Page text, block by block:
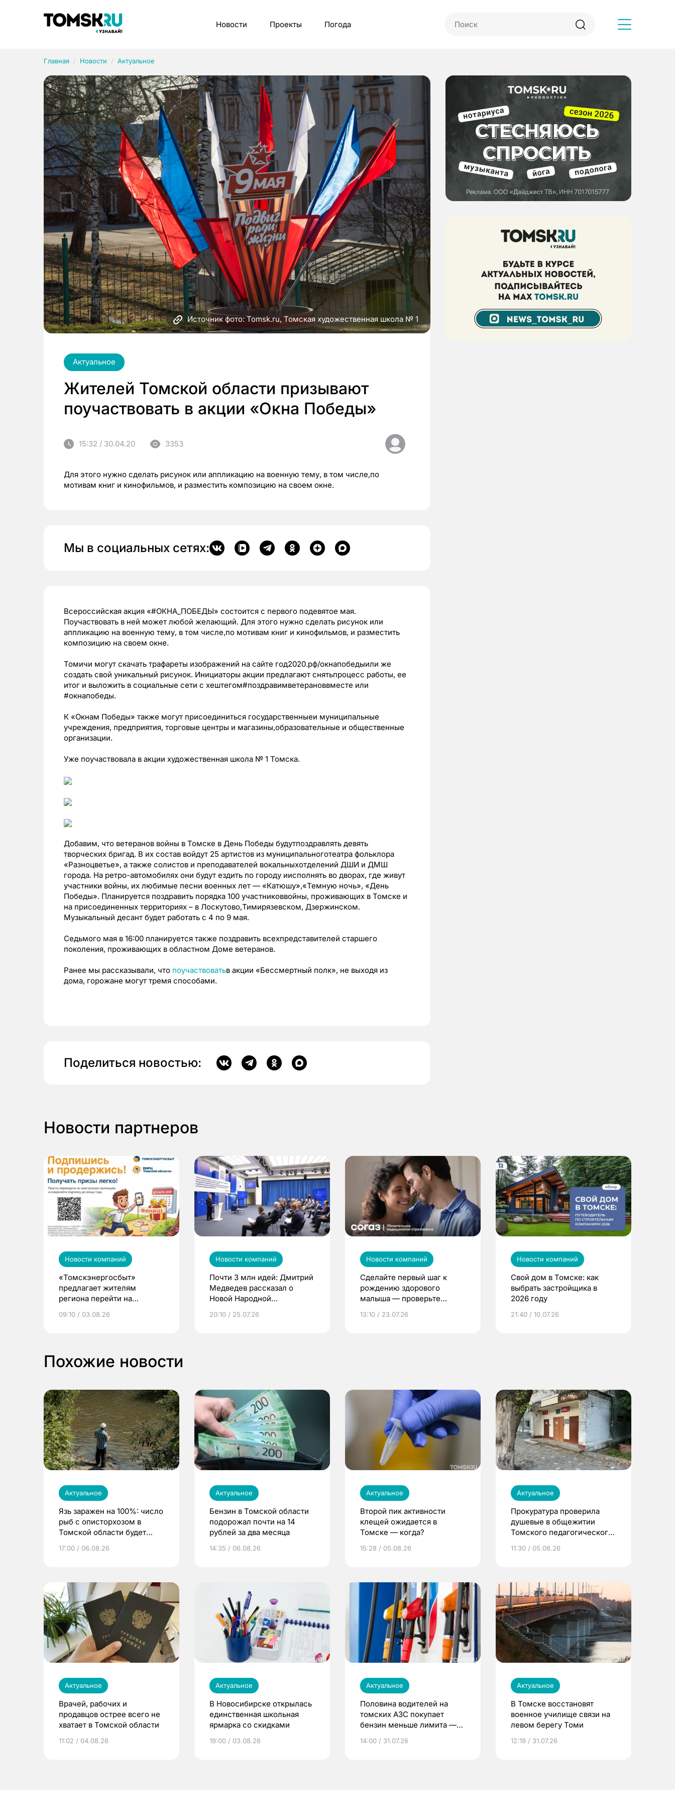
Новости Проекты Погода
Главная Новости Актуальное
Источник фото: Tomsk.ru, Томская художественная школа № 1
Актуальное
Жителей Томской области призывают
поучаствовать в акции «Окна Победы»
15:32 / 30.04.20 3353
Для этого нужно сделать рисунок или аппликацию на военную тему, в том числе,по
мотивам книг и кинофильмов, и разместить композицию на своем окне.
Мы в социальных сетях:
Всероссийская акция «#ОКНА_ПОБЕДЫ» состоится с первого подевятое мая.
Поучаствовать в ней может любой желающий. Для этого нужно сделать рисунок или
аппликацию на военную тему, в том числе,по мотивам книг и кинофильмов, и разместить
композицию на своем окне.
Томичи могут скачать трафареты изображений на сайте год2020.рф/окнапобедыили же
создать свой уникальный рисунок. Инициаторы акции предлагают снятьпроцесс работы, ее
итог и выложить в социальные сети с хештегом#поздравимветерановвместе или
#окнапобеды.
К «Окнам Победы» также могут присоединиться государственныеи муниципальные
учреждения, предприятия, торговые центры и магазины,образовательные и общественные
организации.
Уже поучаствовала в акции художественная школа № 1 Томска.
Добавим, что ветеранов войны в Томске в День Победы будутпоздравлять девять
творческих бригад. В их состав войдут 25 артистов из муниципальноготеатра фольклора
«Разноцветье», а также солистов и преподавателей вокальныхотделений ДШИ и ДМШ
города. На ретро-автомобилях они будут ездить по городу иисполнять во дворах, где живут
участники войны, их любимые песни военных лет — «Катюшу»,«Темную ночь», «День
Победы». Планируется поздравить порядка 100 участниковвойны, проживающих в Томске и
на присоединенных территориях – в Лоскутово,Тимирязевском, Дзержинском.
Музыкальный десант будет работать с 4 по 9 мая.
Седьмого мая в 16:00 планируется также поздравить всехпредставителей старшего
поколения, проживающих в областном Доме ветеранов.
Ранее мы рассказывали, что поучаствоватьв акции «Бессмертный полк», не выходя из
дома, горожане могут тремя способами.
Поделиться новостью:
Новости партнеров
Новости компаний
«Томскэнергосбыт»
предлагает жителям
региона перейти на
выиграть призы
09:10 / 03.08.26
Новости компаний
Почти 3 млн идей: Дмитрий
Медведев рассказал о
Новой Народной
20:10 / 25.07.26
Новости компаний
Сделайте первый шаг к
рождению здорового
малыша — проверьте
по ОМС!
13:10 / 23.07.26
Новости компаний
Свой дом в Томске: как
выбрать застройщика в
2026 году
21:40 / 10.07.26
Похожие новости
Актуальное
Язь заражен на 100%: число
рыб с описторхозом в
Томской области будет
17:00 / 06.08.26
Актуальное
Бензин в Томской области
подорожал почти на 14
рублей за два месяца
14:35 / 06.08.26
Актуальное
Второй пик активности
клещей ожидается в
Томске — когда?
15:28 / 05.08.26
Актуальное
Прокуратура проверила
душевые в общежитии
Томского педагогического
11:30 / 05.08.26
Актуальное
Врачей, рабочих и
продавцов острее всего не
хватает в Томской области
11:02 / 04.08.26
Актуальное
В Новосибирске открылась
единственная школьная
ярмарка со скидками
19:00 / 03.08.26
Актуальное
Половина водителей на
томских АЗС покупает
бензин меньше лимита —
14:00 / 31.07.26
Актуальное
В Томске восстановят
военное училище связи на
левом берегу Томи
12:19 / 31.07.26
Рубрики